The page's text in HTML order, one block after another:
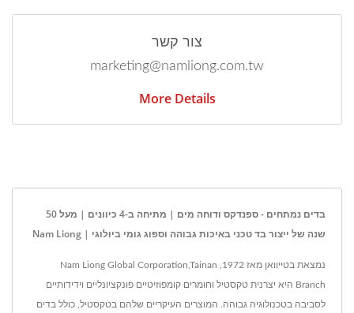
צור קשר
marketing@namliong.com.tw
More Details
בדים נמתחים - ספנדקס ודוחה מים | מתיחה ב-4 כיוונים | מעל 50
שנה של ייצור בד טכני באיכות גבוהה וספוג גומי ביולוגי | Nam Liong
נמצאת בטייוואן מאז 1972, Nam Liong Global Corporation,Tainan
Branch היא יצרנית טקסטיל וחומרים קומפוזיטיים פונקציונליים וידידותיים
לסביבה בטכנולוגיה גבוהה. המוצרים העיקריים שלהם בטקסטיל, כולל בדים